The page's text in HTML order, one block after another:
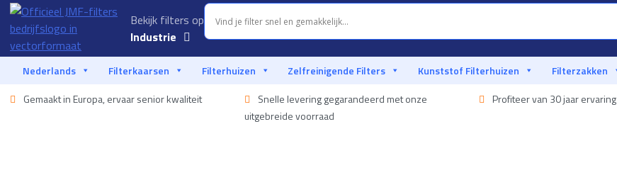
Bekijk filters op
Industrie
Aquacultuur
Nederlands Filterkaarsen Filterhuizen Zelfreinigende Filters Kunststof Filterhuizen Filterzakken
Gemaakt in Europa, ervaar senior kwaliteit
Snelle levering gegarandeerd met onze
uitgebreide voorraad
Profiteer van 30 jaar ervaring